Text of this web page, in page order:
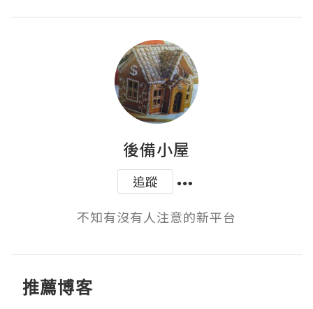
後備小屋
追蹤
不知有沒有人注意的新平台
推薦博客